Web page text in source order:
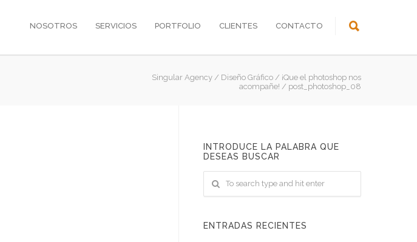
NOSOTROS SERVICIOS PORTFOLIO CLIENTES CONTACTO
Singular Agency / Diseño Gráfico / ¡Que el photoshop nos
acompañe! / post_photoshop_08
INTRODUCE LA PALABRA QUE
DESEAS BUSCAR
ENTRADAS RECIENTES